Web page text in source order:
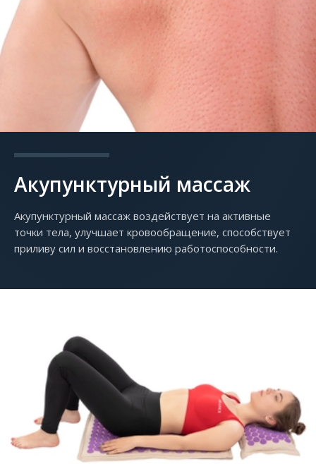
Акупунктурный массаж
Акупунктурный массаж воздействует на активные
точки тела, улучшает кровообращение, способствует
приливу сил и восстановлению работоспособности.